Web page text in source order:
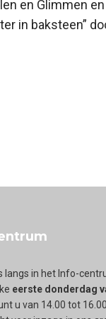
en Glimmen
in baksteen”
langs in het Info-
eerste donderdag
u van 14.00 tot